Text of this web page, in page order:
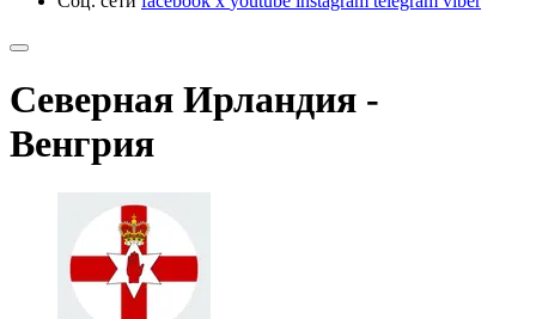
Северная Ирландия -
Венгрия